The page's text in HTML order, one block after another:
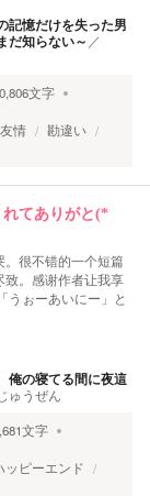
記憶だけを失った男
だ知らない～ ／
文字
友情
勘違い
てありがと(*ゝ
。很不错的一个短篇
致。感谢作者让我享
うぉーあいにー」と
俺の寝てる間に夜這
ゅうぜん
文字
ッピーエンド